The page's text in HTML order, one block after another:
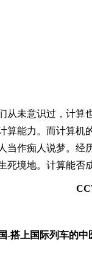
从未意识过，计算
算能力。而计算机
当作痴人说梦。经
死境地。计算能否
-搭上国际列车的中